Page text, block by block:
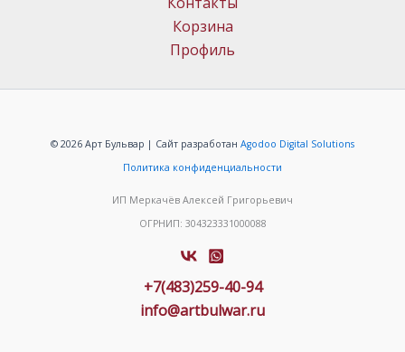
Корзина
Профиль
© 2026 Арт Бульвар | Сайт разработан Agodoo Digital Solutions
Политика конфиденциальности
ИП Меркачёв Алексей Григорьевич
ОГРНИП: 304323331000088
+7(483)259-40-94
info@artbulwar.ru